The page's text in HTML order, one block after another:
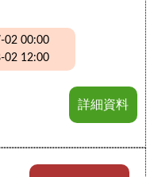
02 00:00
02 12:00
詳細資料